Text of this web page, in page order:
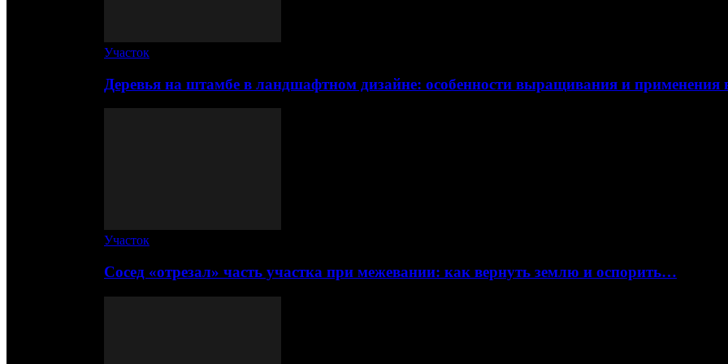
Участок
Деревья на штамбе в ландшафтном дизайне: особенности выращивания и
Участок
Сосед «отрезал» часть участка при межевании: как вернуть землю и оспорить…